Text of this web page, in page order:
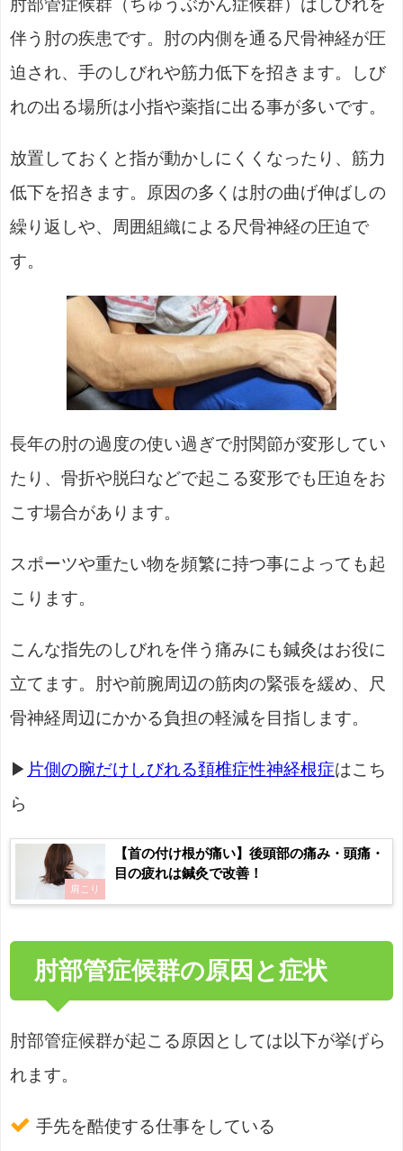
肘部管症候群（ちゅうぶかん症候群）はしびれを
伴う肘の疾患です。肘の内側を通る尺骨神経が圧
迫され、手のしびれや筋力低下を招きます。しび
れの出る場所は小指や薬指に出る事が多いです。
放置しておくと指が動かしにくくなったり、筋力
低下を招きます。原因の多くは肘の曲げ伸ばしの
繰り返しや、周囲組織による尺骨神経の圧迫で
す。
長年の肘の過度の使い過ぎで肘関節が変形してい
たり、骨折や脱臼などで起こる変形でも圧迫をお
こす場合があります。
スポーツや重たい物を頻繁に持つ事によっても起
こります。
こんな指先のしびれを伴う痛みにも鍼灸はお役に
立てます。肘や前腕周辺の筋肉の緊張を緩め、尺
骨神経周辺にかかる負担の軽減を目指します。
▶ 片側の腕だけしびれる頚椎症性神経根症はこち
ら
肩こり
【首の付け根が痛い】後頭部の痛み・頭痛・
目の疲れは鍼灸で改善！
肘部管症候群の原因と症状
肘部管症候群が起こる原因としては以下が挙げら
れます。
手先を酷使する仕事をしている